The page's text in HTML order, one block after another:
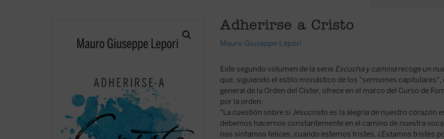
Adherirse a Cristo
Mauro Giuseppe Lepori
Este segundo volumen de la serie Escucha y caminarecoge un
que, siguiendo el estilo monástico de los "sermones capitulares",
general de la Orden del Císter, ofrece en el marco del Curso de
por la orden.
"La cuestión sobre si Jesucristo es la alegría de nuestro corazón
debemos hacernos constantemente en el camino de nuestra
nos sintamos felices, cuando estemos tristes. ¿Estamos tristes